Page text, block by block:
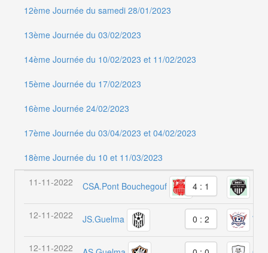
12ème Journée du samedi 28/01/2023
13ème Journée du 03/02/2023
14ème Journée du 10/02/2023 et 11/02/2023
15ème Journée du 17/02/2023
16ème Journée 24/02/2023
17ème Journée du 03/04/2023 et 04/02/2023
18ème Journée du 10 et 11/03/2023
11-11-2022 CSA.Pont Bouchegouf 4 : 1
12-11-2022 JS.Guelma 0 : 2
12-11-2022